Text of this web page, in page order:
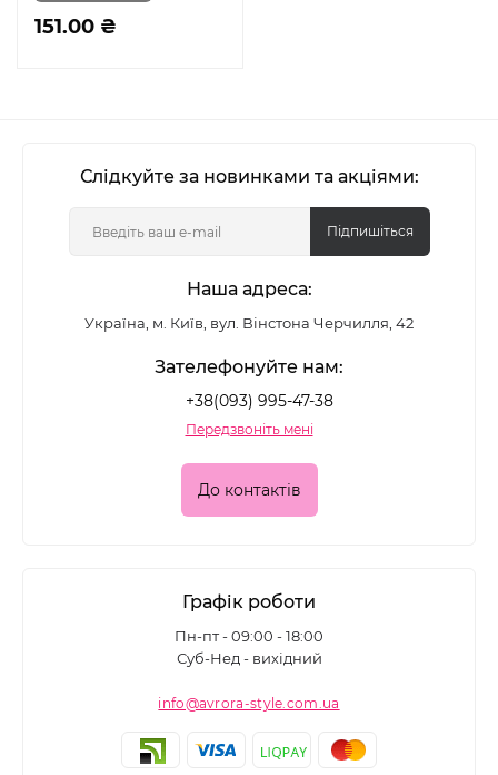
151.00 ₴
Слідкуйте за новинками та акціями:
Підпишіться
Наша адреса:
Україна, м. Київ, вул. Вінстона Черчилля, 42
Зателефонуйте нам:
+38(093) 995-47-38
Передзвоніть мені
До контактів
Графік роботи
Пн-пт - 09:00 - 18:00
Суб-Нед - вихідний
info@avrora-style.com.ua